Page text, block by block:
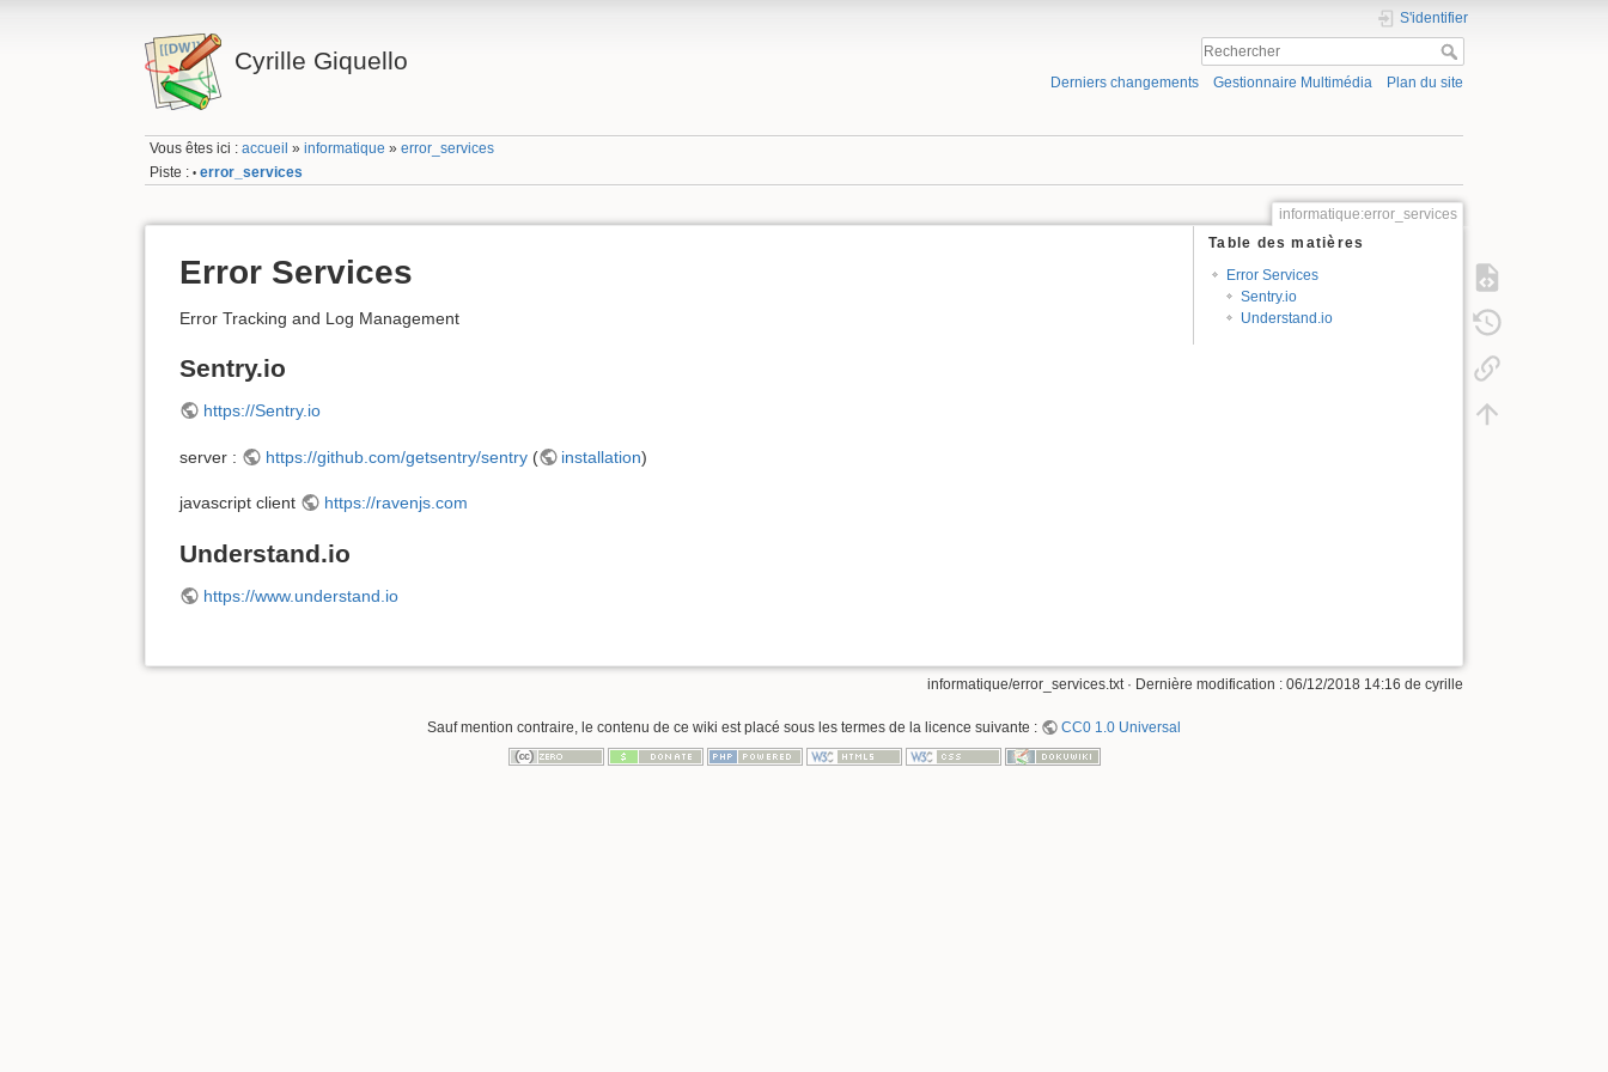
Cyrille Giquello
S'identifier
Derniers changements Gestionnaire Multimédia Plan du site
Vous êtes ici :accueil »informatique »error_services
Piste : • error_services
informatique:error_services
Table des matières
Error Services
Sentry.io
Understand.io
Error Services
Error Tracking and Log Management
Sentry.io
https://Sentry.io
server : https://github.com/getsentry/sentry( installation)
javascript client https://ravenjs.com
Understand.io
https://www.understand.io
informatique/error_services.txt · Dernière modification : 06/12/2018 14:16 de cyrille
Sauf mention contraire, le contenu de ce wiki est placé sous les termes de la licence suivante : CC0 1.0 Universal